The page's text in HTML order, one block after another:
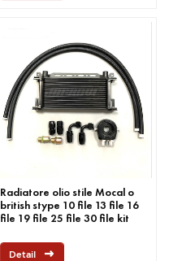
Radiatore olio stile Mocal o
british stype 10 file 13 file 16
file 19 file 25 file 30 file kit
Detail